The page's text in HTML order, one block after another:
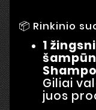
📦 Rinkinio
1
Giliai
juos